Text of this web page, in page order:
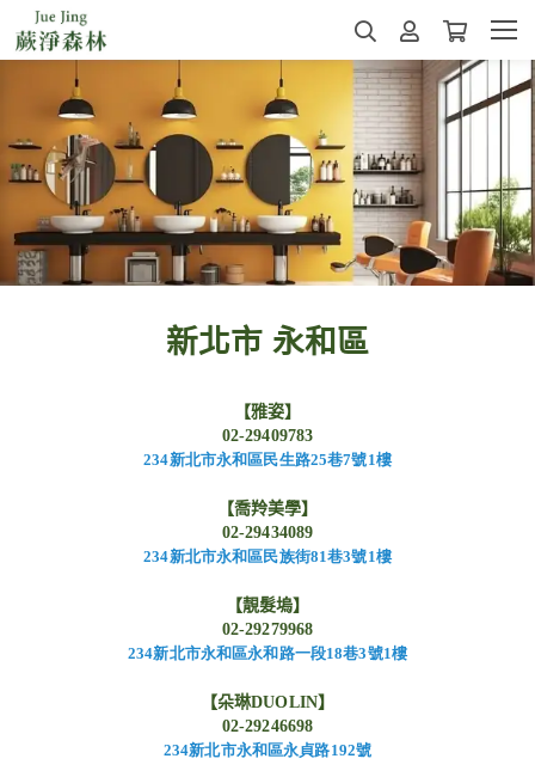
新北市 永和區
【雅姿】
02-29409783
234新北市永和區民生路25巷7號1樓
【喬羚美學】
02-29434089
234新北市永和區民族街81巷3號1樓
【靚髮塢】
02-29279968
234新北市永和區永和路一段18巷3號1樓
【朵琳DUOLIN】
02-29246698
234新北市永和區永貞路192號